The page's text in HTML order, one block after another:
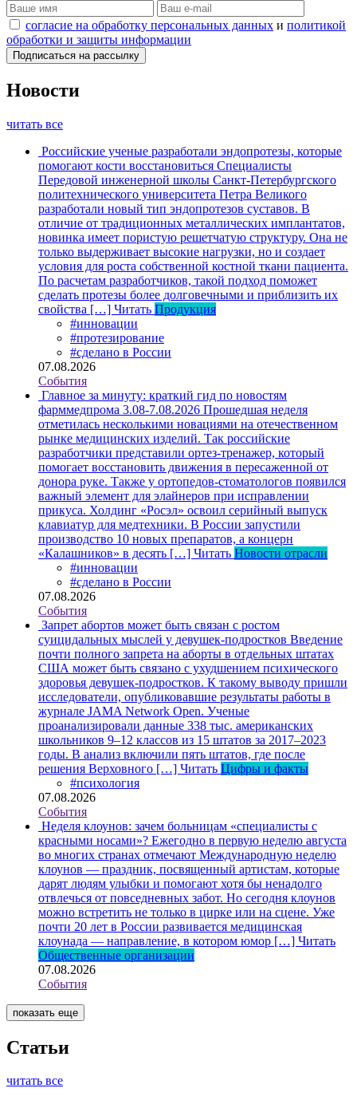
согласие на обработку персональных данных и политикой
обработки и защиты информации
Новости
читать все
Российские ученые разработали эндопротезы, которые
помогают кости восстановиться Специалисты
Передовой инженерной школы Санкт-Петербургского
политехнического университета Петра Великого
разработали новый тип эндопротезов суставов. В
отличие от традиционных металлических имплантатов,
новинка имеет пористую решетчатую структуру. Она не
только выдерживает высокие нагрузки, но и создает
условия для роста собственной костной ткани пациента.
По расчетам разработчиков, такой подход поможет
сделать протезы более долговечными и приблизить их
свойства […] Читать Продукция
#инновации
#протезирование
#сделано в России
07.08.2026
События
Главное за минуту: краткий гид по новостям
фарммедпрома 3.08-7.08.2026 Прошедшая неделя
отметилась несколькими новациями на отечественном
рынке медицинских изделий. Так российские
разработчики представили ортез-тренажер, который
помогает восстановить движения в пересаженной от
донора руке. Также у ортопедов-стоматологов появился
важный элемент для элайнеров при исправлении
прикуса. Холдинг «Росэл» освоил серийный выпуск
клавиатур для медтехники. В России запустили
производство 10 новых препаратов, а концерн
«Калашников» в десять […] Читать Новости отрасли
#инновации
#сделано в России
07.08.2026
События
Запрет абортов может быть связан с ростом
суицидальных мыслей у девушек-подростков Введение
почти полного запрета на аборты в отдельных штатах
США может быть связано с ухудшением психического
здоровья девушек-подростков. К такому выводу пришли
исследователи, опубликовавшие результаты работы в
журнале JAMA Network Open. Ученые
проанализировали данные 338 тыс. американских
школьников 9–12 классов из 15 штатов за 2017–2023
годы. В анализ включили пять штатов, где после
решения Верховного […] Читать Цифры и факты
#психология
07.08.2026
События
Неделя клоунов: зачем больницам «специалисты с
красными носами»? Ежегодно в первую неделю августа
во многих странах отмечают Международную неделю
клоунов — праздник, посвященный артистам, которые
дарят людям улыбки и помогают хотя бы ненадолго
отвлечься от повседневных забот. Но сегодня клоунов
можно встретить не только в цирке или на сцене. Уже
почти 20 лет в России развивается медицинская
клоунада — направление, в котором юмор […] Читать
Общественные организации
07.08.2026
События
показать еще
Статьи
читать все